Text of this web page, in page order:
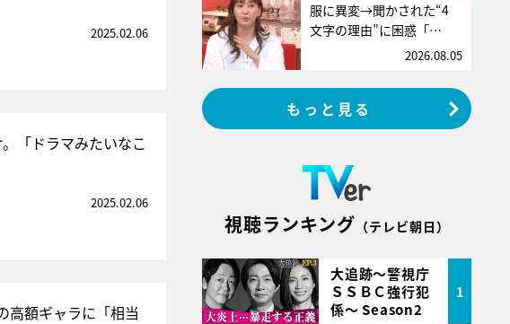
2025.02.06
「ドラマみたいなこ
2025.02.06
高額ギャラに「相当
服に異変→聞かされた“4
文字の理由”に困惑「…
2026.08.05
もっと見る
視聴ランキング （テレビ朝日）
大追跡～警視庁
ＳＳＢＣ強行犯
係～ Season2
1